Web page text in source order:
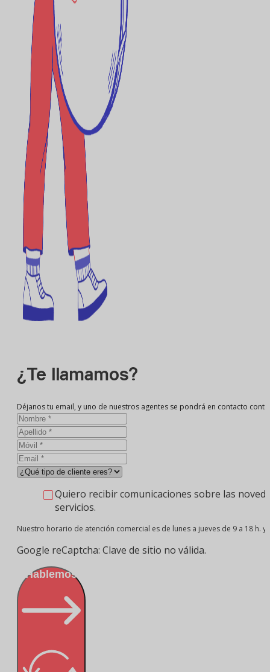
¿Te llamamos?
Déjanos tu email, y uno de nuestros agentes se pondrá en contacto
Quiero recibir comunicaciones sobre las
servicios.
Nuestro horario de atención comercial es de lunes a jueves de 9 a 18 h.
Google reCaptcha: Clave de sitio no válida.
¡Hablemos!